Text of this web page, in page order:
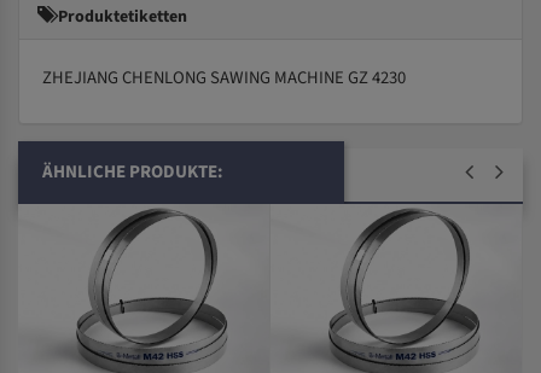
Produktetiketten
ZHEJIANG CHENLONG SAWING MACHINE GZ 4230
ÄHNLICHE PRODUKTE: